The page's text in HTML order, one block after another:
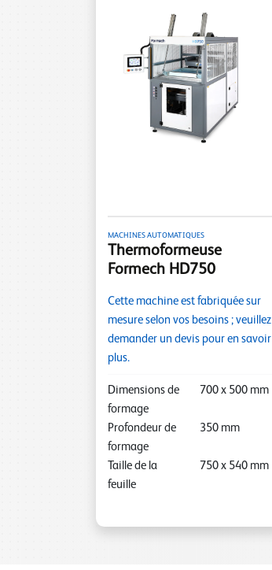
MACHINES AUTOMATIQUES
Thermoformeuse
Formech HD750
Cette machine est fabriquée sur
mesure selon vos besoins ; veuillez
demander un devis pour en savoir
plus.
Dimensions de
formage
700 x 500 mm
Profondeur de
formage
350 mm
Taille de la
feuille
750 x 540 mm